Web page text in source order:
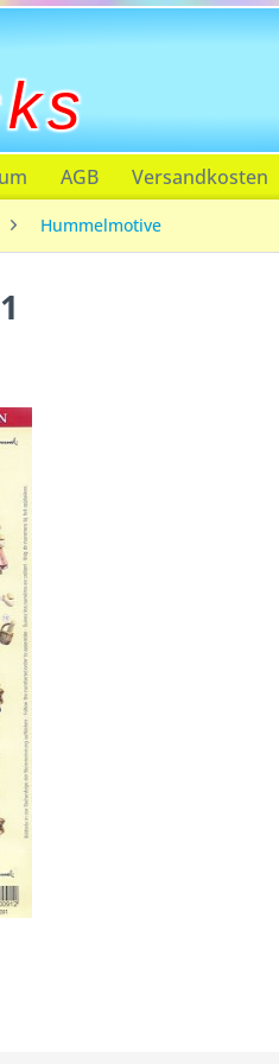
AGB Versandkosten
Hummelmotive